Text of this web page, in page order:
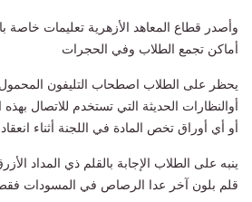
وأصدر قطاع المعاهد الأزهرية تعليمات
أماكن تجمع الطلاب وفي الحجرات
يحظر على الطلاب اصطحاب التليفون
أوالنظارات الحديثة التي تستخدم للاتصال
أو أي أوراق تخص المادة في اللجنة أثناء انعقاد
ينبه على الطلاب الإجابة بالقلم ذي المداد
قلم بلون آخر عدا الرصاص في المسودات